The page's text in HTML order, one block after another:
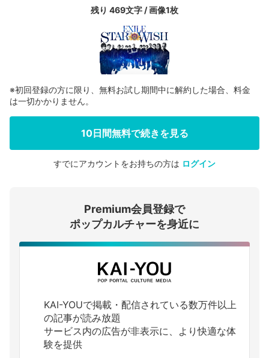
残り 469文字 / 画像1枚
会員登録する
ログインする
※初回登録の方に限り、無料お試し期間中に解約した場合、料金
は一切かかりません。
10日間無料で続きを見る
すでにアカウントをお持ちの方は ログイン
Premium会員登録で
ポップカルチャーを身近に
KAI-YOUで掲載・配信されている数万件以上
の記事が読み放題
サービス内の広告が非表示に、より快適な体
験を提供